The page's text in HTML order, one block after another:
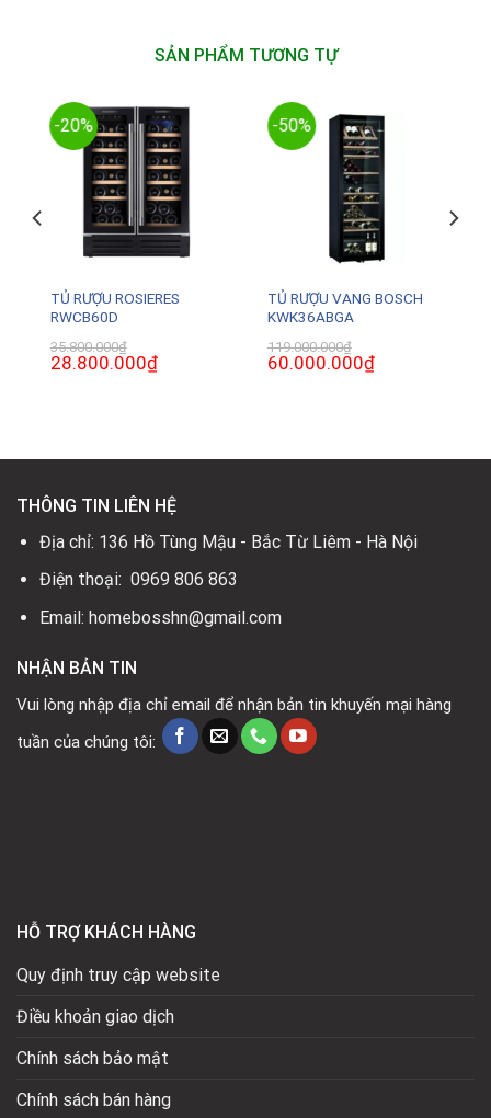
SẢN PHẨM TƯƠNG TỰ
-20%
TỦ RƯỢU ROSIERES
RWCB60D
35.800.000₫
Giá
gốc
28.800.000₫Giá
hiện
-50%
TỦ RƯỢU VANG BOSCH
KWK36ABGA
119.000.000₫
Giá
gốc
60.000.000₫Giá
hiện
THÔNG TIN LIÊN HỆ
Địa chỉ: 136 Hồ Tùng Mậu - Bắc Từ Liêm - Hà Nội
Điện thoại: 0969 806 863
Email: homebosshn@gmail.com
NHẬN BẢN TIN
Vui lòng nhập địa chỉ email để nhận bản tin khuyến mại hàng
tuần của chúng tôi:
HỖ TRỢ KHÁCH HÀNG
Quy định truy cập website
Điều khoản giao dịch
Chính sách bảo mật
Chính sách bán hàng